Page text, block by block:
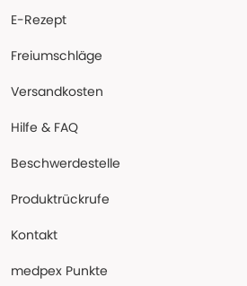
E-Rezept
Freiumschläge
Versandkosten
Hilfe & FAQ
Beschwerdestelle
Produktrückrufe
Kontakt
medpex Punkte